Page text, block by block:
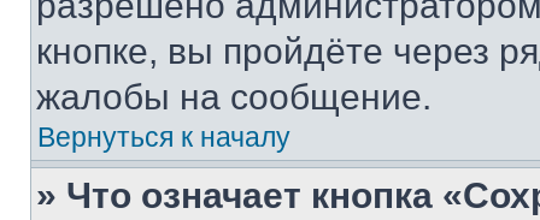
кнопке, вы пройдёте через
жалобы на сообщение.
Вернуться к началу
» Что означает кнопка